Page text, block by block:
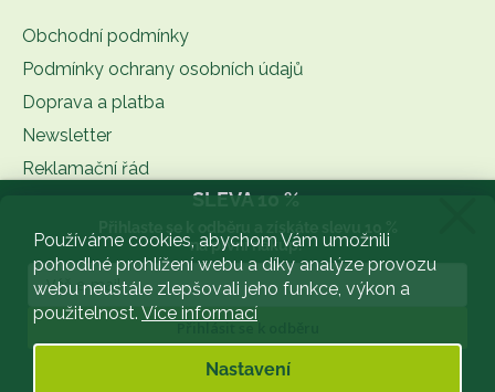
Používáme cookies, abychom Vám umožnili
pohodlné prohlížení webu a díky analýze provozu
webu neustále zlepšovali jeho funkce, výkon a
použitelnost. Více informací
Nastavení
Obchodní podmínky
Podmínky ochrany osobních údajů
Doprava a platba
Newsletter
Reklamační řád
BLOG
Slovník pojmů
Facebook
SLEVA 10 %
na první nákup.
Přihlásit se k odběru
Zásady zpracování osobních údajů